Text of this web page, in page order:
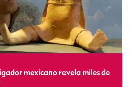
mexicano revela miles de